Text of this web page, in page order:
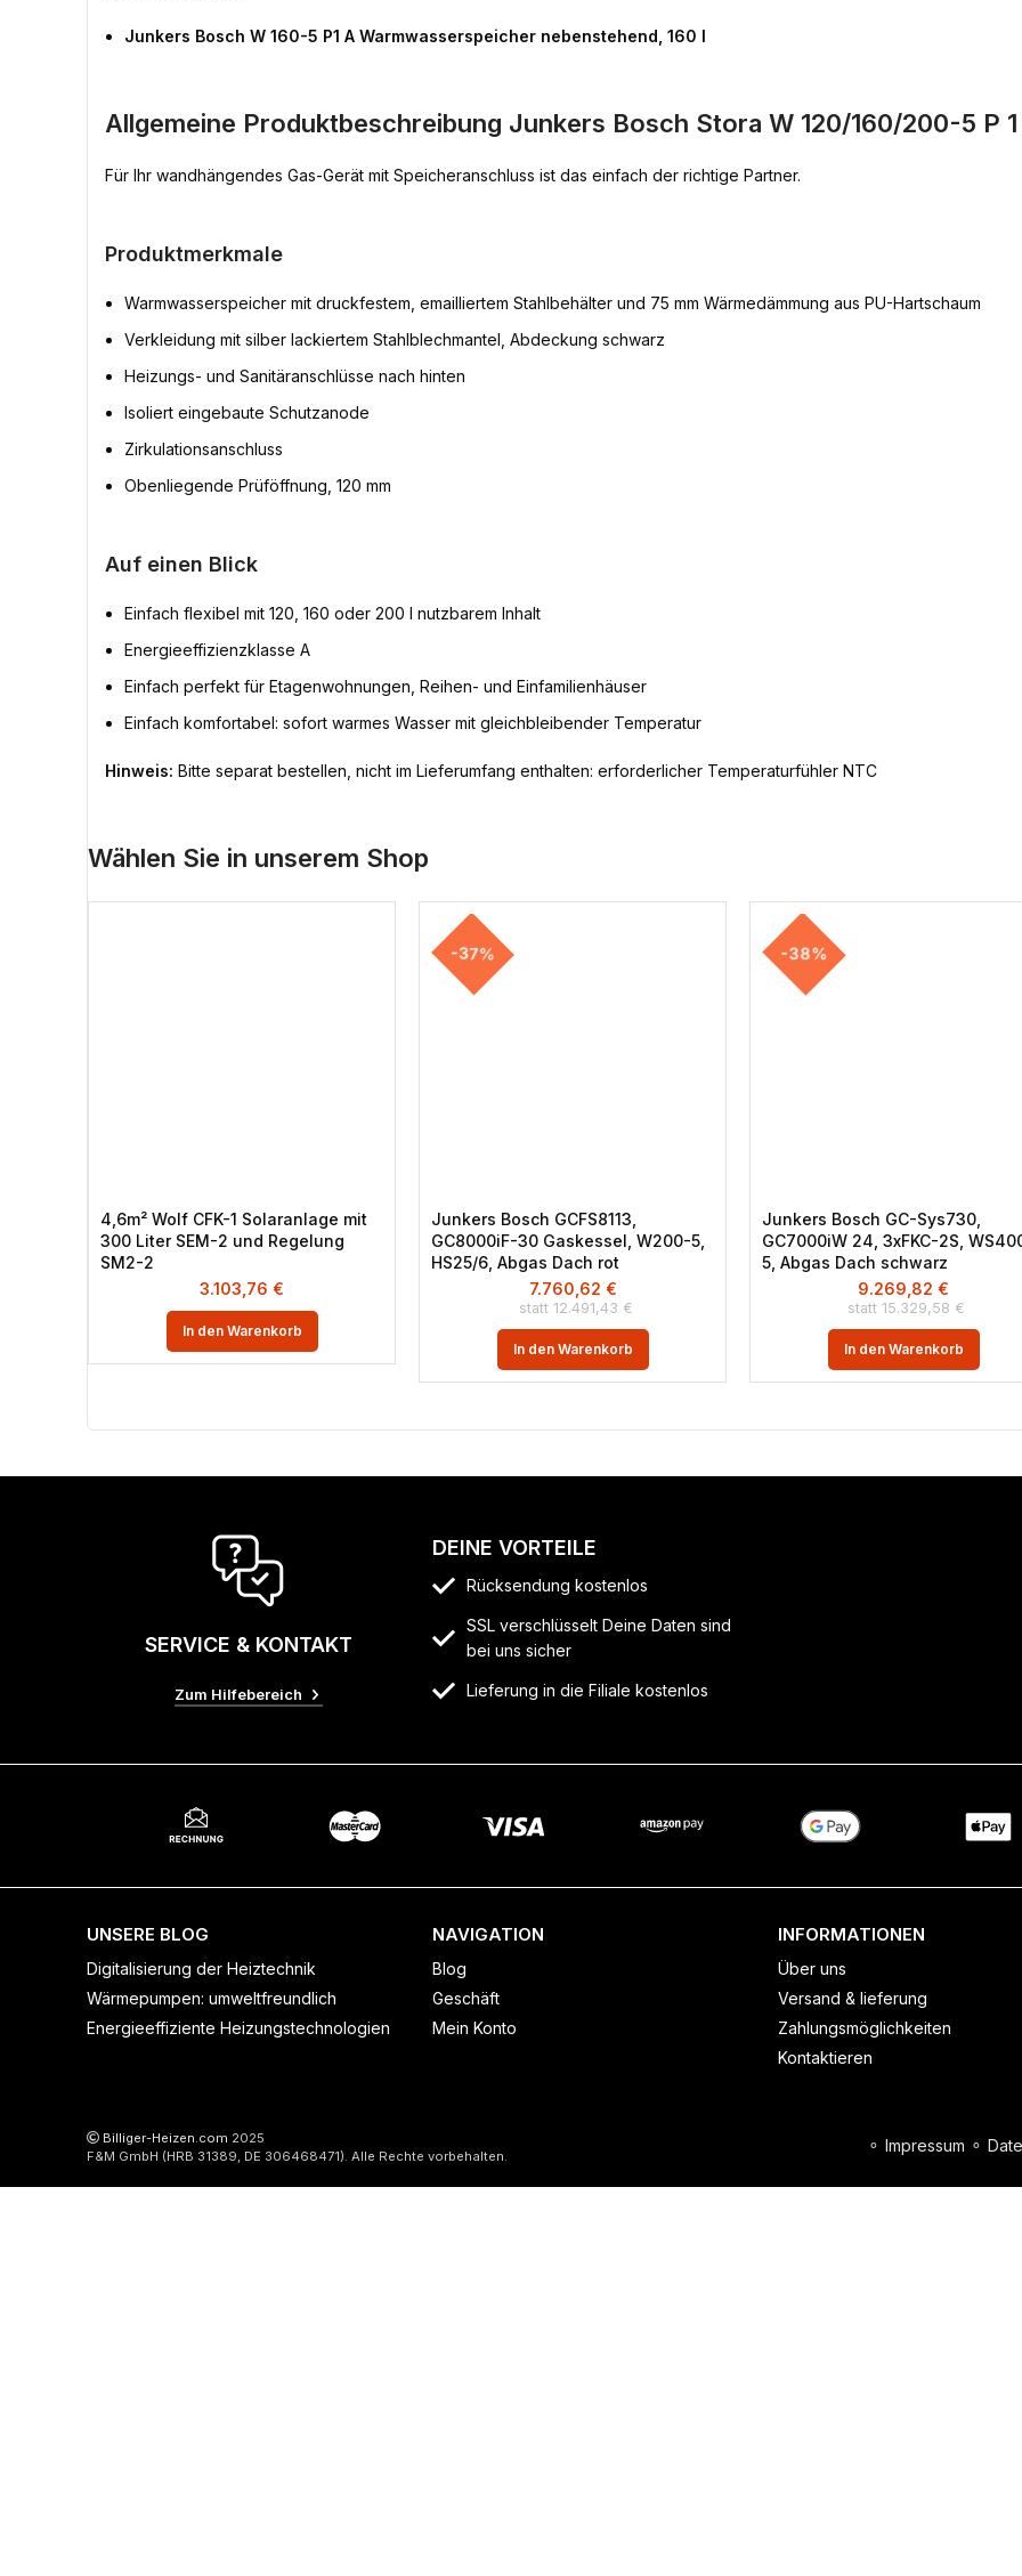
Junkers Bosch W 160-5 P1 A Warmwasserspeicher nebenstehend, 160 l
Allgemeine Produktbeschreibung Junkers Bosch Stora W 120/160/200-5 P
Für Ihr wandhängendes Gas-Gerät mit Speicheranschluss ist das einfach der richtige Partner.
Produktmerkmale
Warmwasserspeicher mit druckfestem, emailliertem Stahlbehälter und 75 mm Wärmedämmung aus PU-Hartschaum
Verkleidung mit silber lackiertem Stahlblechmantel, Abdeckung schwarz
Heizungs- und Sanitäranschlüsse nach hinten
Isoliert eingebaute Schutzanode
Zirkulationsanschluss
Obenliegende Prüföffnung, 120 mm
Auf einen Blick
Einfach flexibel mit 120, 160 oder 200 l nutzbarem Inhalt
Energieeffizienzklasse A
Einfach perfekt für Etagenwohnungen, Reihen- und Einfamilienhäuser
Einfach komfortabel: sofort warmes Wasser mit gleichbleibender Temperatur
Hinweis: Bitte separat bestellen, nicht im Lieferumfang enthalten: erforderlicher Temperaturfühler NTC
Wählen Sie in unserem Shop
4,6m² Wolf CFK-1 Solaranlage mit
300 Liter SEM-2 und Regelung
SM2-2
3.103,76 €
In den Warenkorb
-37%
Junkers Bosch GCFS8113,
GC8000iF-30 Gaskessel, W200-5,
HS25/6, Abgas Dach rot
12.491,43 €
7.760,62 €
In den Warenkorb
-38%
Junkers Bosch GC-Sys730,
GC7000iW 24, 3xFKC-2S,
5, Abgas Dach schwarz
15.329,58 €
9.269,82 €
In den Warenkorb
SERVICE & KONTAKT
Zum Hilfebereich
DEINE VORTEILE
Rücksendung kostenlos
SSL verschlüsselt Deine Daten sind
bei uns sicher
Lieferung in die Filiale kostenlos
UNSERE BLOG
Digitalisierung der Heiztechnik
Wärmepumpen: umweltfreundlich
Energieeffiziente Heizungstechnologien
NAVIGATION
Blog
Geschäft
Mein Konto
INFORMATIONEN
Über uns
Versand & lieferung
Zahlungsmöglichkeiten
Kontaktieren
Billiger-Heizen.com 2025
F&M GmbH (HRB 31389, DE 306468471). Alle Rechte vorbehalten.
⚬ Impressum ⚬